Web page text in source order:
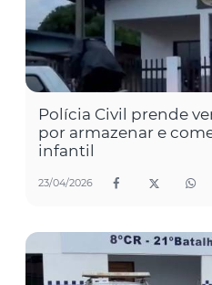
Polícia Civil prende
por armazenar e
infantil
23/04/2026